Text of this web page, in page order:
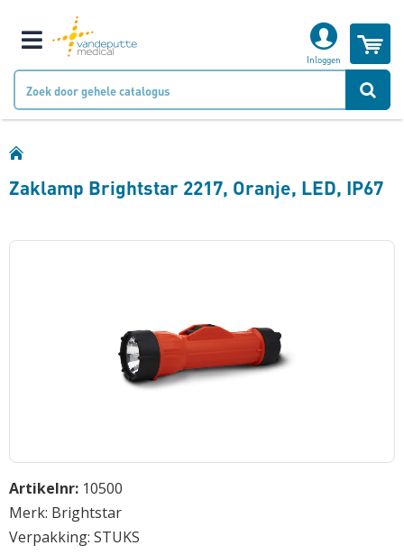
Inloggen
Klantnummer
Naam
Bedrijfsnaam
Telefoonnummer
Zaklamp Brightstar 2217, Oranje, LED, IP67
Artikelnr: 10500
Merk: Brightstar
Verpakking: STUKS
Ga
naar
het
begin